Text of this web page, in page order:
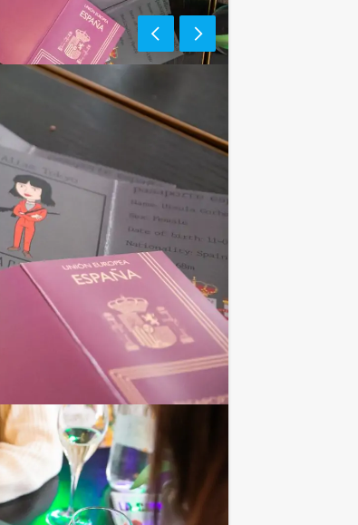
Voor € 13,50 per
waarbij u
En… zo komt u ook